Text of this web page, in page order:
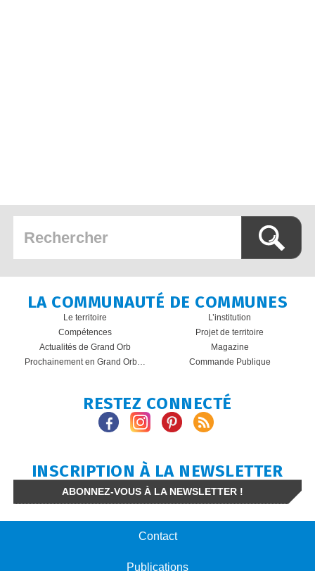
LA COMMUNAUTÉ DE COMMUNES
Le territoire
L’institution
Compétences
Projet de territoire
Actualités de Grand Orb
Magazine
Prochainement en Grand Orb…
Commande Publique
RESTEZ CONNECTÉ
INSCRIPTION À LA NEWSLETTER
ABONNEZ-VOUS À LA NEWSLETTER !
Contact
Publications